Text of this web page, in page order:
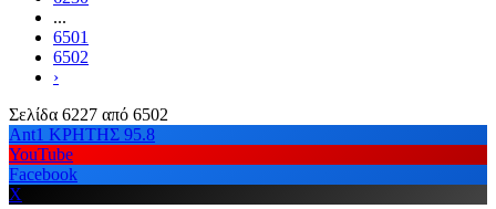
...
6501
6502
›
Σελίδα 6227 από 6502
Ant1 ΚΡΗΤΗΣ 95.8
YouTube
Facebook
X